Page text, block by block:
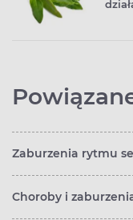
Zaburzenia rytmu
Choroby i